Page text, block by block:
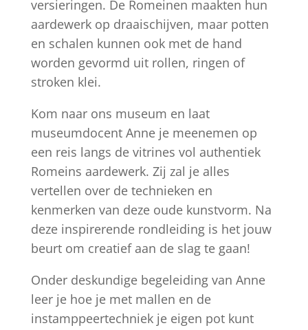
versieringen. De Romeinen maakten hun
aardewerk op draaischijven, maar potten
en schalen kunnen ook met de hand
worden gevormd uit rollen, ringen of
stroken klei.
Kom naar ons museum en laat
museumdocent Anne je meenemen op
een reis langs de vitrines vol authentiek
Romeins aardewerk. Zij zal je alles
vertellen over de technieken en
kenmerken van deze oude kunstvorm. Na
deze inspirerende rondleiding is het jouw
beurt om creatief aan de slag te gaan!
Onder deskundige begeleiding van Anne
leer je hoe je met mallen en de
instamppeertechniek je eigen pot kunt